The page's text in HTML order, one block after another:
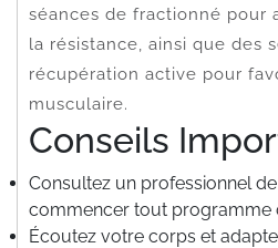
séances de fractionné pour
la résistance, ainsi que des
récupération active pour
musculaire.
Conseils
Consultez un professionnel
commencer tout programme
Écoutez votre corps et